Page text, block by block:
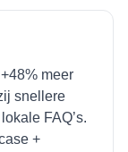
meer
snellere
FAQ’s.
+